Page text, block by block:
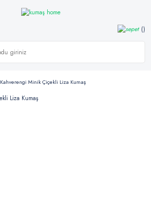
Kahverengi Minik Çiçekli Liza Kumaş